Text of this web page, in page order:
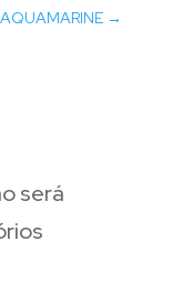
→
será